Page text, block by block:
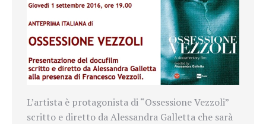
L’artista è protagonista di “Ossessione Vezzoli”
scritto e diretto da Alessandra Galletta che sarà